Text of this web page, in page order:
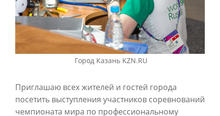
Город Казань KZN.RU
Приглашаю всех жителей и гостей города
посетить выступления участников соревнований
чемпионата мира по профессиональному